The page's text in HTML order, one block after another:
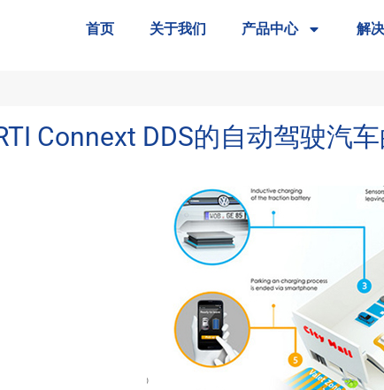
首页 关于我们 产品中心 解
Connext DDS的自动驾驶汽